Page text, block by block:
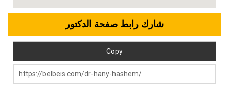
شارك رابط صفحة الدكتور
Copy